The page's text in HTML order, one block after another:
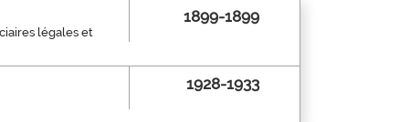
légales et
1899-1899
1928-1933